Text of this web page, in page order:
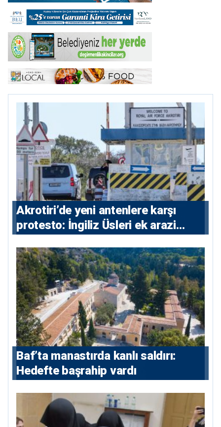
⁠Akrotiri’de yeni antenlere karşı
protesto: İngiliz Üsleri ek arazi
Baf’ta manastırda kanlı saldırı:
Hedefte başrahip vardı